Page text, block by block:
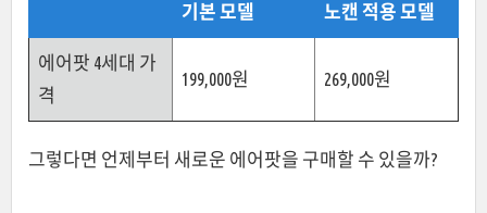
기본 모델 노캔 적용 모델
에어팟 4세대 가
격
199,000원 269,000원
그렇다면 언제부터 새로운 에어팟을 구매할 수 있을까?